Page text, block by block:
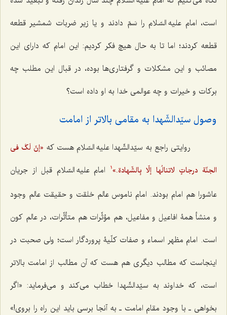
است، امام علیه السّلام را سَمّ دادند و یا زیر ضربات شمشیر قطعه
قطعه کردند؛ اما تا به حال هیچ فکر کردیم: این امام که دارای این
مصائب و این مشکلات و گرفتاری‌ها بوده، در قبال این مطلب چه
برکات و خیرات و چه عوالمی خدا به او داده است؟
وصول سیّدالشّهدا به مقامی بالاتر از امامت‌
روایتی راجع به سیّدالشّهدا علیه السّلام هست که «إنّ لَکَ فی
الجنّة درجاتٍ لاتنالُها إلّا بِالشّهادة.»1
امام علیه السّلام قبل از جریان
عاشورا هم امام بودند. امام ناموس عالم خلقت و حقیقت عالم وجود
و منشأ همۀ افاعیل و مفاعیل، هم مؤثِّرات هم متأثِّرات، در عالم کون
است. امام مظهر اسماء و صفات کلّیۀ پروردگار است؛ ولی صحبت در
اینجاست که مطالب دیگری هم هست که آن مطالب از امامت بالاتر
است، که خداوند به سیّدالشّهدا خطاب می‌کند و می‌فرماید: «اگر
بخواهی ـ با وجود مقام امامت ـ به آنجا برسی باید این راه را بروی!»